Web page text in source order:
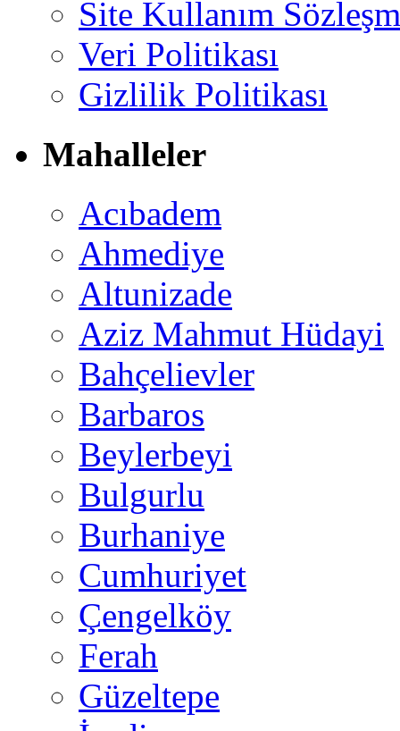
Site Kullanım
Veri Politikası
Gizlilik Politikası
Mahalleler
Acıbadem
Ahmediye
Altunizade
Aziz Mahmut Hüdayi
Bahçelievler
Barbaros
Beylerbeyi
Bulgurlu
Burhaniye
Cumhuriyet
Çengelköy
Ferah
Güzeltepe